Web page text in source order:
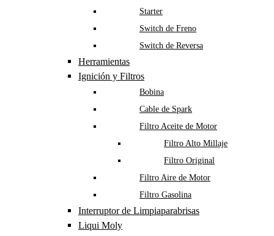
Starter
Switch de Freno
Switch de Reversa
Herramientas
Ignición y Filtros
Bobina
Cable de Spark
Filtro Aceite de Motor
Filtro Alto Millaje
Filtro Original
Filtro Aire de Motor
Filtro Gasolina
Interruptor de Limpiaparabrisas
Liqui Moly